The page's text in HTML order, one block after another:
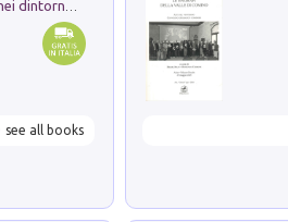
see all books